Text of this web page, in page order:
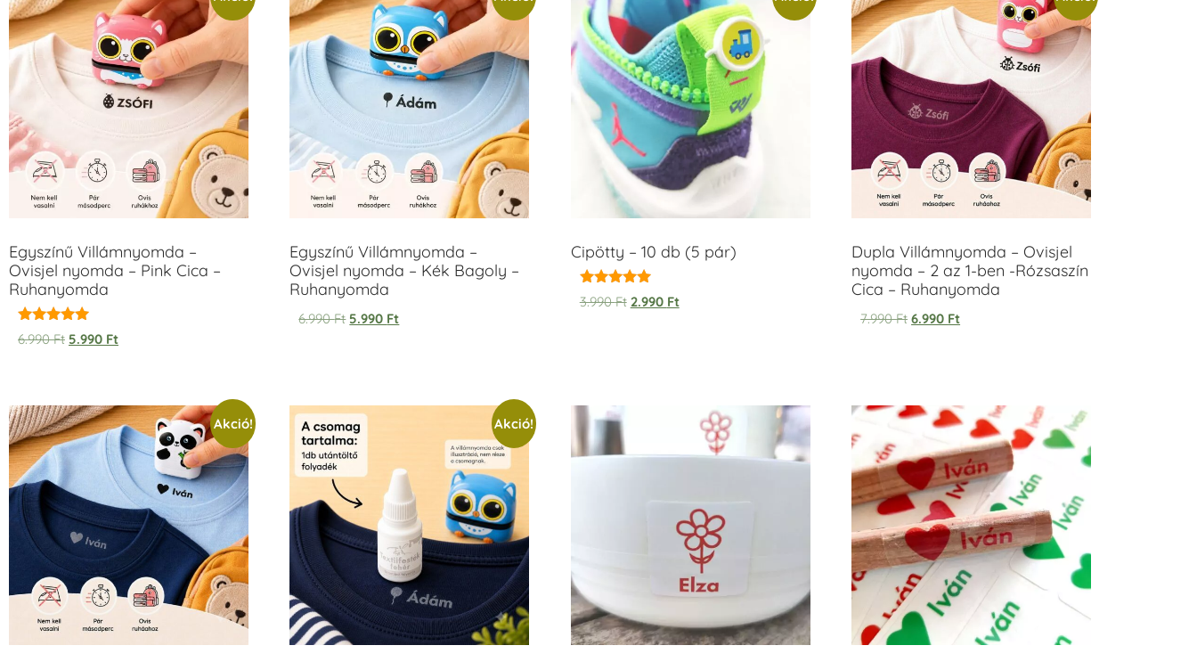
Egyszínű Villámnyomda –
Ovisjel nyomda – Pink Cica –
Ruhanyomda
Értékelés:
5.00
6.990Ft 5.990 Ft
Egyszínű Villámnyomda –
Ovisjel nyomda – Kék Bagoly –
Ruhanyomda
6.990Ft 5.990 Ft
Cipötty – 10 db (5 pár)
Értékelés:
5.00
3.990Ft 2.990 Ft
Dupla Villámnyomda – Ovisjel
nyomda – 2 az 1-ben -Rózsaszín
Cica – Ruhanyomda
7.990Ft 6.990 Ft
Akció! Akció!